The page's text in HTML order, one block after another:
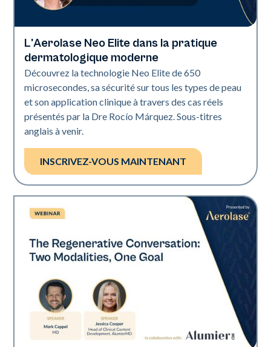
Neo Elite
L'Aerolase Neo Elite dans la pratique
dermatologique moderne
Découvrez la technologie Neo Elite de 650
microsecondes, sa sécurité sur tous les types de peau
et son application clinique à travers des cas réels
présentés par la Dre Rocío Márquez. Sous-titres
anglais à venir.
INSCRIVEZ-VOUS MAINTENANT